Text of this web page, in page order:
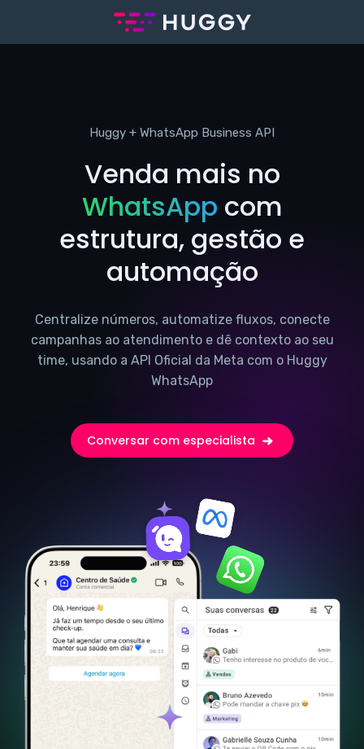
Huggy + WhatsApp Business API
Venda mais no
WhatsApp com
estrutura, gestão e
automação
Centralize números, automatize fluxos, conecte
campanhas ao atendimento e dê contexto ao seu
time, usando a API Oficial da Meta com o Huggy
WhatsApp
Conversar com especialista